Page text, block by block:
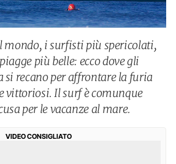
mondo, i surfisti più spericolati,
più belle: ecco dove gli
recano per affrontare la furia
vittoriosi. Il surf è comunque
per le vacanze al mare.
VIDEO CONSIGLIATO